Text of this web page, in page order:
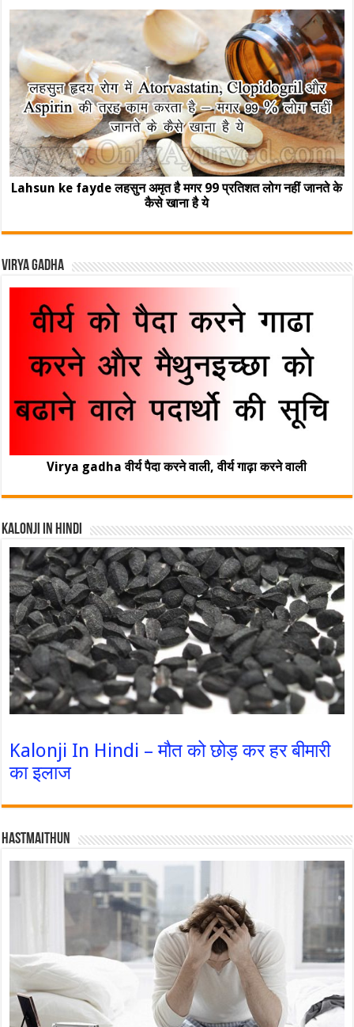
Lahsun ke fayde लहसुन अमृत है मगर 99 प्रतिशत लोग नहीं जानते के
कैसे खाना है ये
Virya Gadha
Virya gadha वीर्य पैदा करने वाली, वीर्य गाढ़ा करने वाली
Kalonji In Hindi
Kalonji In Hindi – मौत को छोड़ कर हर बीमारी
का इलाज
Hastmaithun